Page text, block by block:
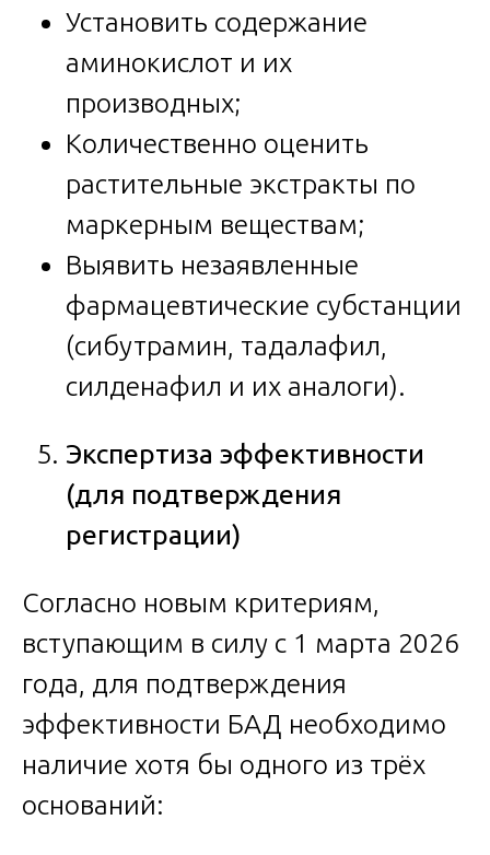
Установить содержание
аминокислот и их
производных;
Количественно оценить
растительные экстракты по
маркерным веществам;
Выявить незаявленные
фармацевтические субстанции
(сибутрамин, тадалафил,
силденафил и их аналоги).
Экспертиза эффективности
(для подтверждения
регистрации)
Согласно новым критериям,
вступающим в силу с 1 марта 2026
года, для подтверждения
эффективности БАД необходимо
наличие хотя бы одного из трёх
оснований: